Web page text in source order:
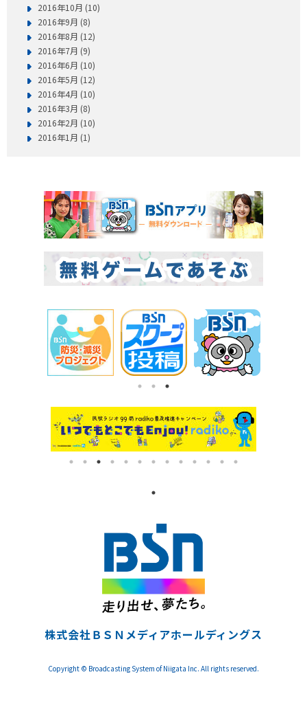
2016年10月 (10)
2016年9月 (8)
2016年8月 (12)
2016年7月 (9)
2016年6月 (10)
2016年5月 (12)
2016年4月 (10)
2016年3月 (8)
2016年2月 (10)
2016年1月 (1)
株式会社ＢＳＮメディアホールディングス
Copyright © Broadcasting System of Niigata Inc. All rights reserved.